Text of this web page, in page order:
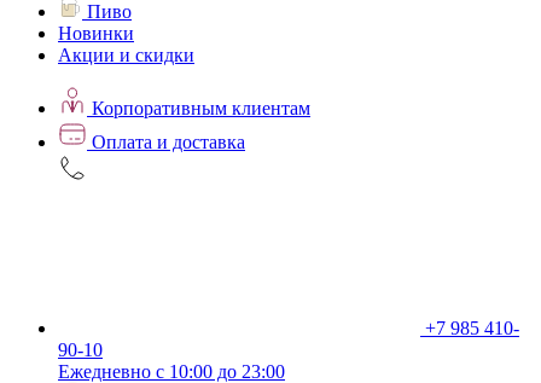
Пиво
Новинки
Акции и скидки
Корпоративным клиентам
Оплата и доставка
+7 985 410-
90-10
Ежедневно с 10:00 до 23:00